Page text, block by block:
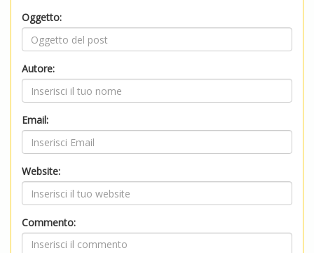
Oggetto:
Autore:
Email:
Website:
Commento: